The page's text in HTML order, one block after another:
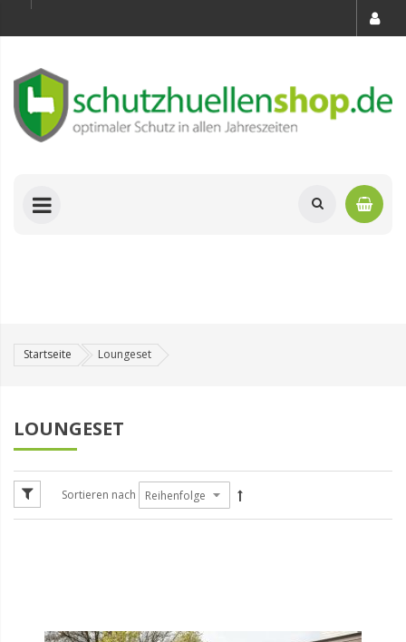
Startseite Loungeset
LOUNGESET
Sortieren nach